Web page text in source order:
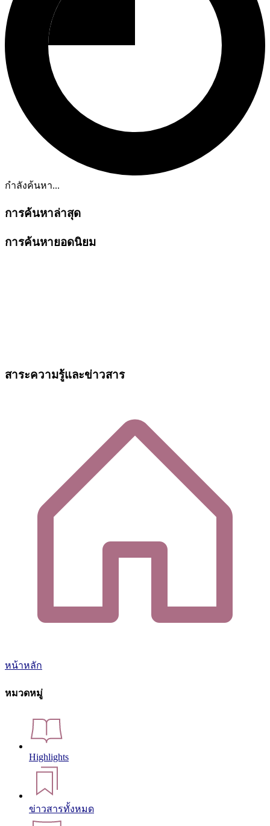
กำลังค้นหา...
การค้นหาล่าสุด
การค้นหายอดนิยม
สาระความรู้และข่าวสาร
หน้าหลัก
หมวดหมู่
Highlights
ข่าวสารทั้งหมด